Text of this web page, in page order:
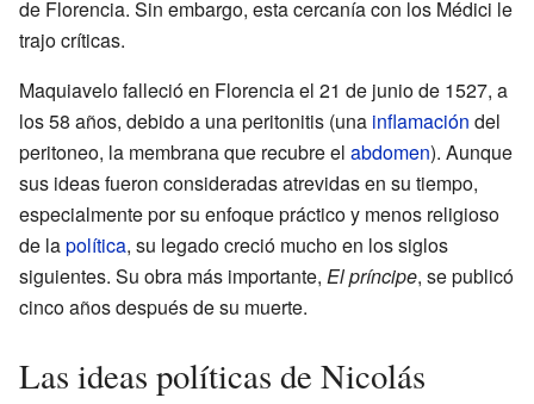
de Florencia. Sin embargo, esta cercanía con los Médici le
trajo críticas.
Maquiavelo falleció en Florencia el 21 de junio de 1527, a
los 58 años, debido a una peritonitis (una inflamación del
peritoneo, la membrana que recubre el abdomen). Aunque
sus ideas fueron consideradas atrevidas en su tiempo,
especialmente por su enfoque práctico y menos religioso
de lapolítica, su legado creció mucho en los siglos
siguientes. Su obra más importante, El príncipe, se publicó
cinco años después de su muerte.
Las ideas políticas de Nicolás